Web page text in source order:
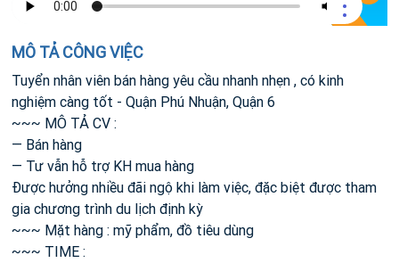
MÔ TẢ CÔNG VIỆC
Tuyển nhân viên bán hàng yêu cầu nhanh nhẹn , có kinh
nghiệm càng tốt - Quận Phú Nhuận, Quận 6
~~~ MÔ TẢ CV :
— Bán hàng
— Tư vẫn hỗ trợ KH mua hàng
Được hưởng nhiều đãi ngộ khi làm việc, đặc biệt được tham
gia chương trình du lịch định kỳ
~~~ Mặt hàng : mỹ phẩm, đồ tiêu dùng
~~~ TIME :